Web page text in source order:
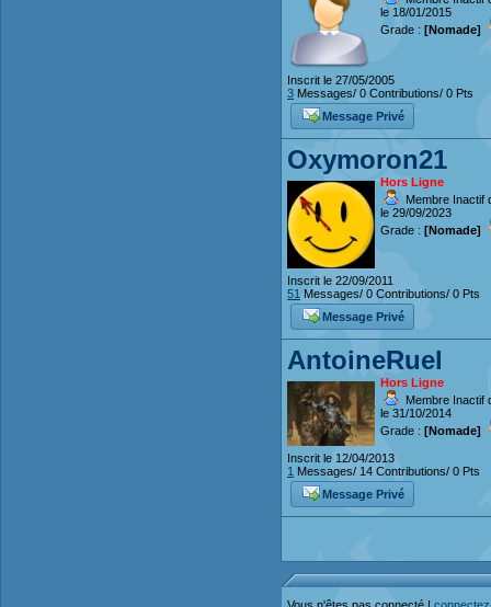
le 18/01/2015
Grade : [Nomade]
Inscrit le 27/05/2005
3 Messages/ 0 Contributions/ 0 Pts
Message Privé
Oxymoron21
Hors Ligne
Membre Inactif
le 29/09/2023
Grade : [Nomade]
Inscrit le 22/09/2011
51 Messages/ 0 Contributions/ 0 Pts
Message Privé
AntoineRuel
Hors Ligne
Membre Inactif
le 31/10/2014
Grade : [Nomade]
Inscrit le 12/04/2013
1 Messages/ 14 Contributions/ 0 Pts
Message Privé